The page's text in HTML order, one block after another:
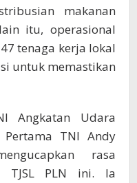
makanan
itu, operasional
tenaga kerja lokal
untuk memastikan
Angkatan Udara
Pertama TNI Andy
rasa
TJSL PLN ini. Ia